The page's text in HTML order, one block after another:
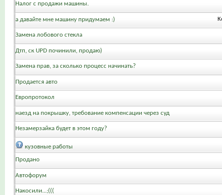
Налог с продажи машины.
а давайте мне машину придумаем :)
Замена лобового стекла
Дтп, ск UPD починили, продаю)
Замена прав, за сколько процесс начинать?
Продается авто
Европротокол
наезд на покрышку, требование компенсации через суд
Незамерзайка будет в этом году?
кузовные работы
Продано
Автофорум
Накосили...;(((